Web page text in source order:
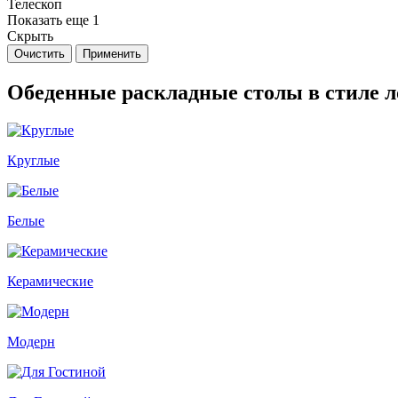
Телескоп
Показать еще 1
Скрыть
Очистить Применить
Обеденные раскладные столы в стиле
Круглые
Белые
Керамические
Модерн